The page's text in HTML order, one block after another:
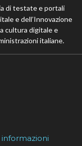
di testate e portali
e dell’Innovazione
cultura digitale e
italiane.